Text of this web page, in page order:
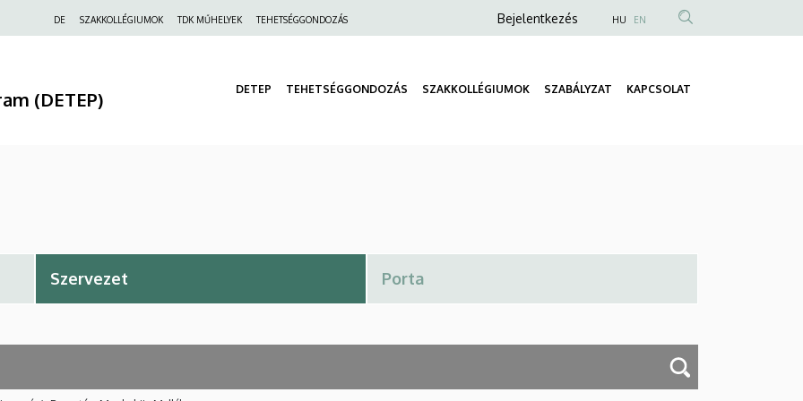
Felső
DE SZAKKOLLÉGIUMOK TDK MŰHELYEK TEHETSÉGGONDOZÁS
Anonim
menüje
Bejelentkezés HU EN
(DETEP) DETEP TEHETSÉGGONDOZÁS SZAKKOLLÉGIUMOK SZABÁLYZAT KAPCSOLAT